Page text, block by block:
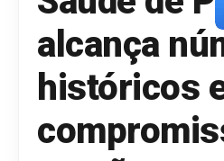
alcança
históricos